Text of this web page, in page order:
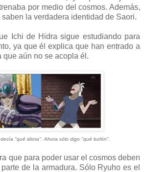
por medio del cosmos. Además,
la verdadera identidad de Saori.
Ichi de Hidra sigue estudiando para
ya que él explica que han entrado a
que aún no se acopla él.
"qué idiota". Ahora sólo digo "qué bufón".
que para poder usar el cosmos deben
de la armadura. Sólo Ryuho es el